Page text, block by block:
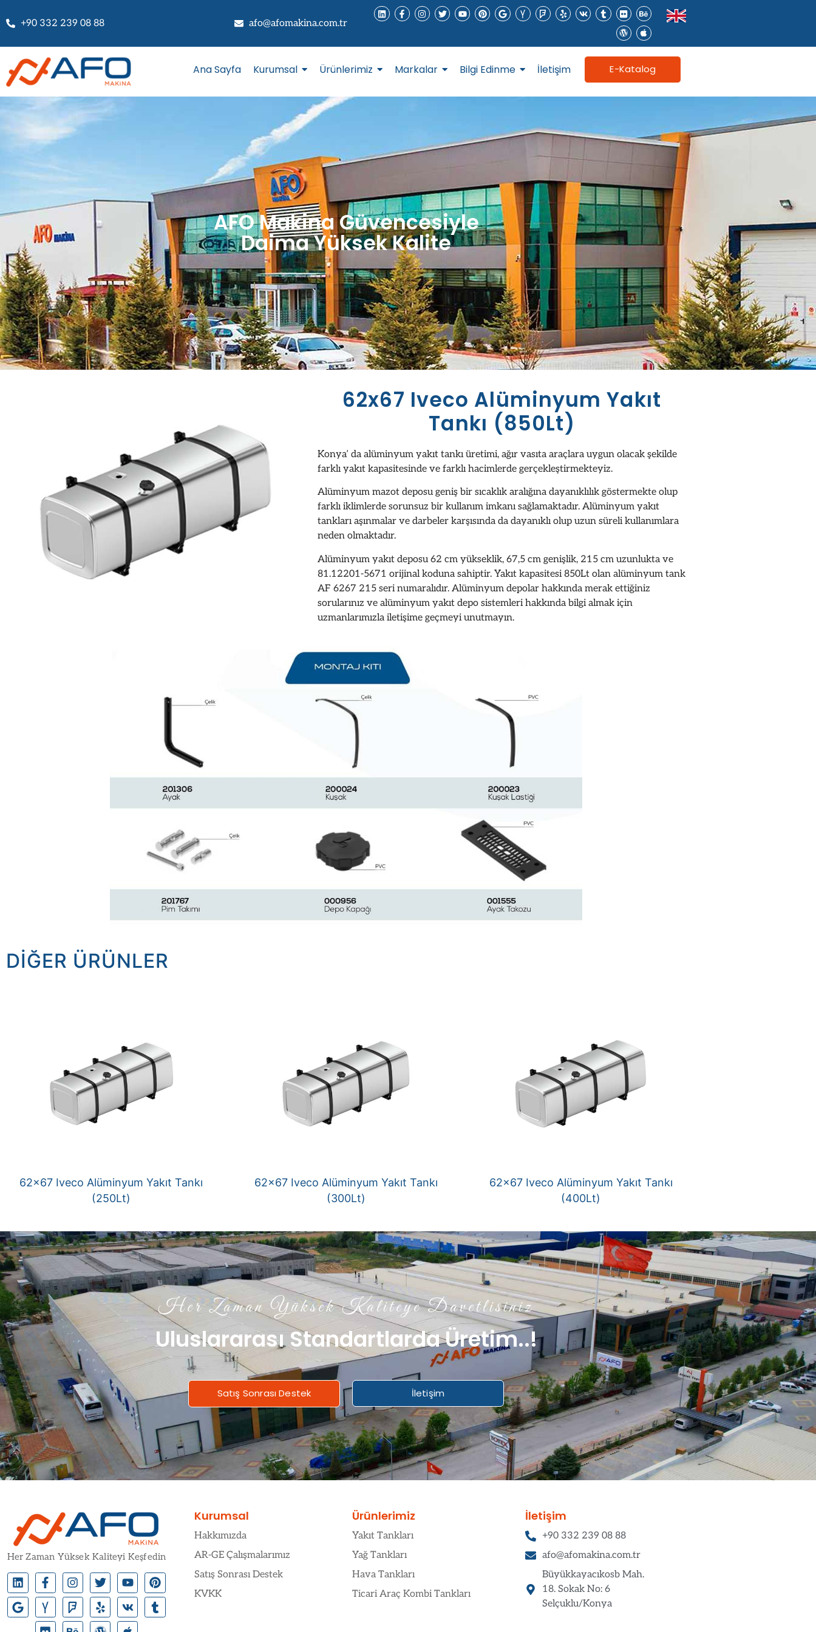
+90 332 239 08 88 afo@afomakina.com.tr
Ana Sayfa Kurumsal Ürünlerimiz Markalar Bilgi Edinme İletişim E-Katalog
AFO Makina Güvencesiyle
Daima Yüksek Kalite
62x67 Iveco Alüminyum Yakıt
Tankı (850Lt)
Konya’ da alüminyum yakıt tankı üretimi, ağır vasıta araçlara uygun olacak şekilde
farklı yakıt kapasitesinde ve farklı hacimlerde gerçekleştirmekteyiz.
Alüminyum mazot deposu geniş bir sıcaklık aralığına dayanıklılık göstermekte olup
farklı iklimlerde sorunsuz bir kullanım imkanı sağlamaktadır. Alüminyum yakıt
tankları aşınmalar ve darbeler karşısında da dayanıklı olup uzun süreli kullanımlara
neden olmaktadır.
Alüminyum yakıt deposu 62 cm yükseklik, 67,5 cm genişlik, 215 cm uzunlukta ve
81.12201-5671 orijinal koduna sahiptir. Yakıt kapasitesi 850Lt olan alüminyum tank
AF 6267 215 seri numaralıdır. Alüminyum depolar hakkında merak ettiğiniz
sorularınız ve alüminyum yakıt depo sistemleri hakkında bilgi almak için
uzmanlarımızla iletişime geçmeyi unutmayın.
DIĞER ÜRÜNLER
62×67 Iveco Alüminyum Yakıt Tankı
(250Lt)
62×67 Iveco Alüminyum Yakıt Tankı
(300Lt)
62×67 Iveco Alüminyum Yakıt Tankı
(400Lt)
Her Zaman Yüksek Kaliteye Davetlisiniz
Uluslararası Standartlarda Üretim..!
Satış Sonrası Destek İletişim
Her Zaman Yüksek Kaliteyi Keşfedin
Kurumsal
Hakkımızda
AR-GE Çalışmalarımız
Satış Sonrası Destek
KVKK
Ürünlerimiz
Yakıt Tankları
Yağ Tankları
Hava Tankları
Ticari Araç Kombi Tankları
İletişim
+90 332 239 08 88
afo@afomakina.com.tr
Büyükkayacıkosb Mah.
18. Sokak No: 6
Selçuklu/Konya